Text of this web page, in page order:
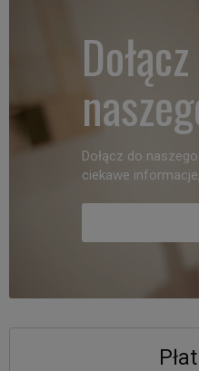
Dołącz do
ciekawe